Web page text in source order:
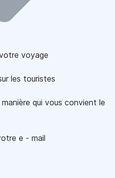
voyage
les touristes
qui vous convient le
e - mail